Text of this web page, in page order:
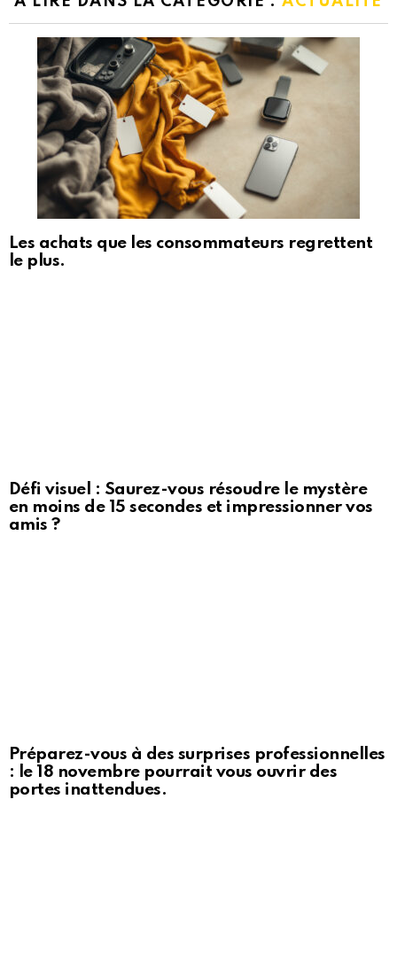
Les achats que les consommateurs regrettent
le plus.
Défi visuel : Saurez-vous résoudre le mystère
en moins de 15 secondes et impressionner vos
amis ?
Préparez-vous à des surprises professionnelles
: le 18 novembre pourrait vous ouvrir des
portes inattendues.